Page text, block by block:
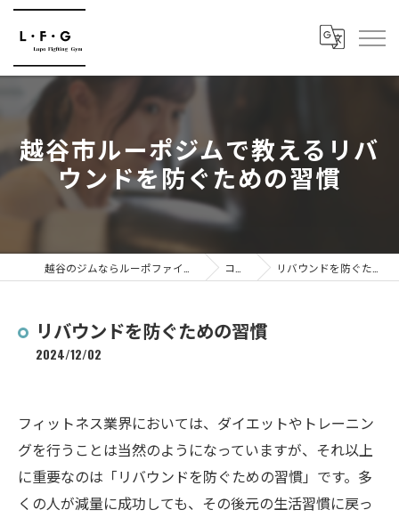
越谷市ルーポジムで教えるリバ
ウンドを防ぐための習慣
コラム リバウンドを防ぐための習慣
リバウンドを防ぐための習慣
2024/12/02
フィットネス業界においては、ダイエットやトレーニン
グを行うことは当然のようになっていますが、それ以上
に重要なのは「リバウンドを防ぐための習慣」です。多
くの人が減量に成功しても、その後元の生活習慣に戻っ